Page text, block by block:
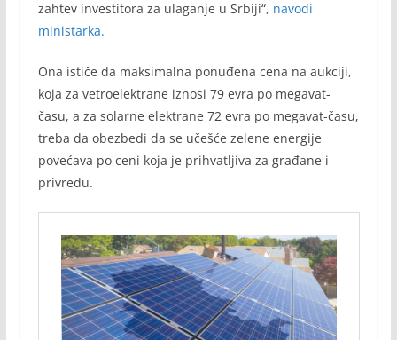
zahtev investitora za ulaganje u Srbiji“, navodi
ministarka.
Ona ističe da maksimalna ponuđena cena na aukciji,
koja za vetroelektrane iznosi 79 evra po megavat-
času, a za solarne elektrane 72 evra po megavat-času,
treba da obezbedi da se učešće zelene energije
povećava po ceni koja je prihvatljiva za građane i
privredu.